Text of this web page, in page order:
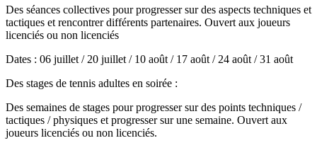
Des séances collectives pour progresser sur des aspects techniques et
tactiques et rencontrer différents partenaires. Ouvert aux joueurs
licenciés ou non licenciés
Dates : 06 juillet / 20 juillet / 10 août / 17 août / 24 août / 31 août
Des stages de tennis adultes en soirée :
Des semaines de stages pour progresser sur des points techniques /
tactiques / physiques et progresser sur une semaine. Ouvert aux
joueurs licenciés ou non licenciés.